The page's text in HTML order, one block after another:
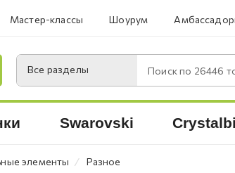
Мастер-классы Шоурум
Все разделы Поиск по 26446
Swarovski
элементы ⁄ Разное